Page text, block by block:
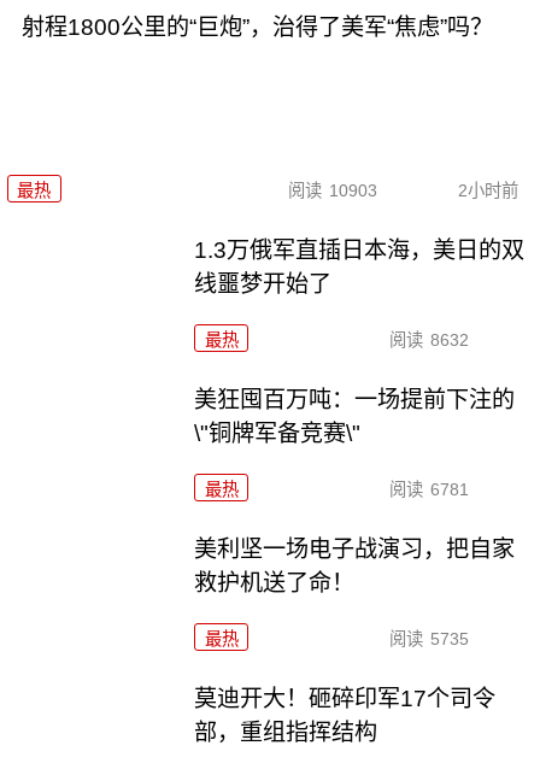
射程1800公里的“巨炮”，治得了美军“焦虑”吗？
最热 阅读 10903 2小时前
1.3万俄军直插日本海，美日的双
线噩梦开始了
最热 阅读 8632
美狂囤百万吨：一场提前下注的
\"铜牌军备竞赛\"
最热 阅读 6781
美利坚一场电子战演习，把自家
救护机送了命！
最热 阅读 5735
莫迪开大！砸碎印军17个司令
部，重组指挥结构